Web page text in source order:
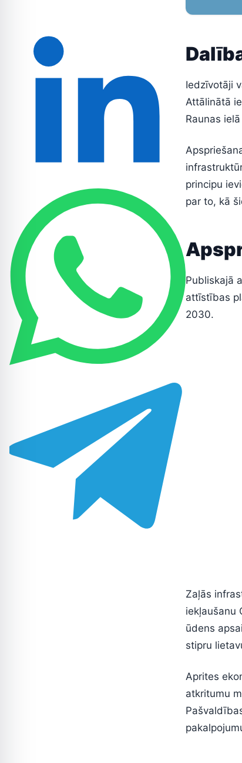
Iedzīvotāji
Attālinātā
Raunas
principu
par to, kā
Publiskajā
attīstības
2030.
Zaļās
iekļaušanu
ūdens
stipru
Aprites
atkritumu